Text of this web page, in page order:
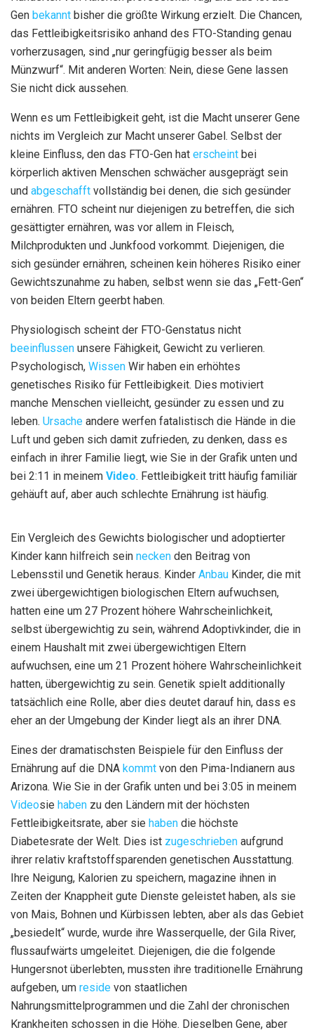
Gen bekannt bisher die größte Wirkung erzielt. Die Chancen,
das Fettleibigkeitsrisiko anhand des FTO-Standing genau
vorherzusagen, sind „nur geringfügig besser als beim
Münzwurf“. Mit anderen Worten: Nein, diese Gene lassen
Sie nicht dick aussehen.
Wenn es um Fettleibigkeit geht, ist die Macht unserer Gene
nichts im Vergleich zur Macht unserer Gabel. Selbst der
kleine Einfluss, den das FTO-Gen hat erscheint bei
körperlich aktiven Menschen schwächer ausgeprägt sein
und abgeschafft vollständig bei denen, die sich gesünder
ernähren. FTO scheint nur diejenigen zu betreffen, die sich
gesättigter ernähren, was vor allem in Fleisch,
Milchprodukten und Junkfood vorkommt. Diejenigen, die
sich gesünder ernähren, scheinen kein höheres Risiko einer
Gewichtszunahme zu haben, selbst wenn sie das „Fett-Gen“
von beiden Eltern geerbt haben.
Physiologisch scheint der FTO-Genstatus nicht
beeinflussen unsere Fähigkeit, Gewicht zu verlieren.
Psychologisch, Wissen Wir haben ein erhöhtes
genetisches Risiko für Fettleibigkeit. Dies motiviert
manche Menschen vielleicht, gesünder zu essen und zu
leben. Ursache andere werfen fatalistisch die Hände in die
Luft und geben sich damit zufrieden, zu denken, dass es
einfach in ihrer Familie liegt, wie Sie in der Grafik unten und
bei 2:11 in meinem Video. Fettleibigkeit tritt häufig familiär
gehäuft auf, aber auch schlechte Ernährung ist häufig.
Ein Vergleich des Gewichts biologischer und adoptierter
Kinder kann hilfreich sein necken den Beitrag von
Lebensstil und Genetik heraus. Kinder Anbau Kinder, die mit
zwei übergewichtigen biologischen Eltern aufwuchsen,
hatten eine um 27 Prozent höhere Wahrscheinlichkeit,
selbst übergewichtig zu sein, während Adoptivkinder, die in
einem Haushalt mit zwei übergewichtigen Eltern
aufwuchsen, eine um 21 Prozent höhere Wahrscheinlichkeit
hatten, übergewichtig zu sein. Genetik spielt additionally
tatsächlich eine Rolle, aber dies deutet darauf hin, dass es
eher an der Umgebung der Kinder liegt als an ihrer DNA.
Eines der dramatischsten Beispiele für den Einfluss der
Ernährung auf die DNA kommt von den Pima-Indianern aus
Arizona. Wie Sie in der Grafik unten und bei 3:05 in meinem
Videosie haben zu den Ländern mit der höchsten
Fettleibigkeitsrate, aber sie haben die höchste
Diabetesrate der Welt. Dies ist zugeschrieben aufgrund
ihrer relativ kraftstoffsparenden genetischen Ausstattung.
Ihre Neigung, Kalorien zu speichern, magazine ihnen in
Zeiten der Knappheit gute Dienste geleistet haben, als sie
von Mais, Bohnen und Kürbissen lebten, aber als das Gebiet
„besiedelt“ wurde, wurde ihre Wasserquelle, der Gila River,
flussaufwärts umgeleitet. Diejenigen, die die folgende
Hungersnot überlebten, mussten ihre traditionelle Ernährung
aufgeben, um reside von staatlichen
Nahrungsmittelprogrammen und die Zahl der chronischen
Krankheiten schossen in die Höhe. Dieselben Gene, aber